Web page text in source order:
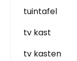
tuintafel
tv kast
tv kasten